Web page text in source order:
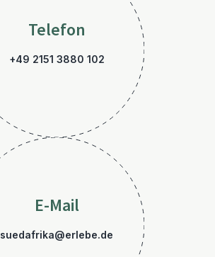
Telefon
+49 2151 3880 102
E-Mail
suedafrika@erlebe.de